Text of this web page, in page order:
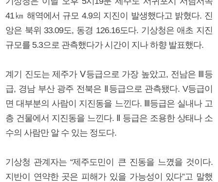
41㎞ 해역에서 규모 4.9의 지진이 발생했다고 밝혔다. 진
앙은 북위 33.09도, 동경 126.16도다. 기상청은 애초 지진
규모를 5.3으로 관측했다가 시간이 지나 하향 발표했다.
계기 진도는 제주가 Ⅴ등급으로 가장 높았고, 전남은 Ⅲ등
급, 경남 부산 광주 전북은 Ⅱ등급으로 관측됐다. V등급이
면 대부분의 사람이 지진동을 느낀다. Ⅲ등급은 실내나 고
층 건물에서 지진동을 느낀다. Ⅱ 등급은 조용한 상태나 소
수의 사람만 알 수 있는 정도다.
기상청 관계자는 “제주도민이 큰 진동을 느꼈을 것이다.
지반이 연약한 곳은 피해가 있을 가능성이 있다”고 말했